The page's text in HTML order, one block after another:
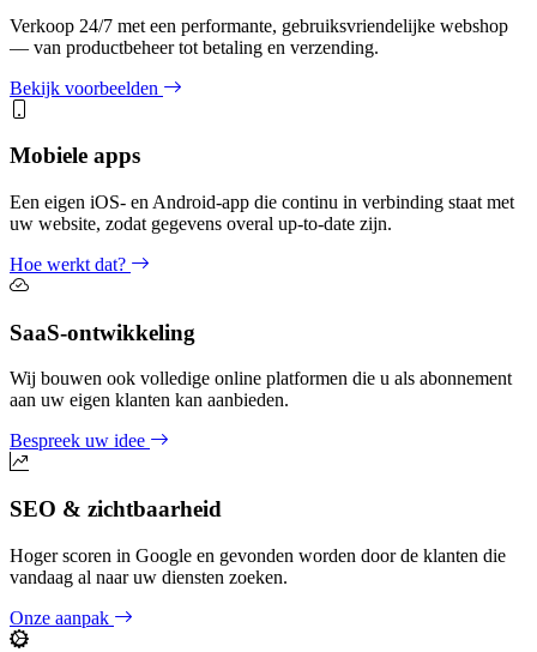
Verkoop 24/7 met een performante, gebruiksvriendelijke webshop
— van productbeheer tot betaling en verzending.
Bekijk voorbeelden
Mobiele apps
Een eigen iOS- en Android-app die continu in verbinding staat met
uw website, zodat gegevens overal up-to-date zijn.
Hoe werkt dat?
SaaS-ontwikkeling
Wij bouwen ook volledige online platformen die u als abonnement
aan uw eigen klanten kan aanbieden.
Bespreek uw idee
SEO & zichtbaarheid
Hoger scoren in Google en gevonden worden door de klanten die
vandaag al naar uw diensten zoeken.
Onze aanpak